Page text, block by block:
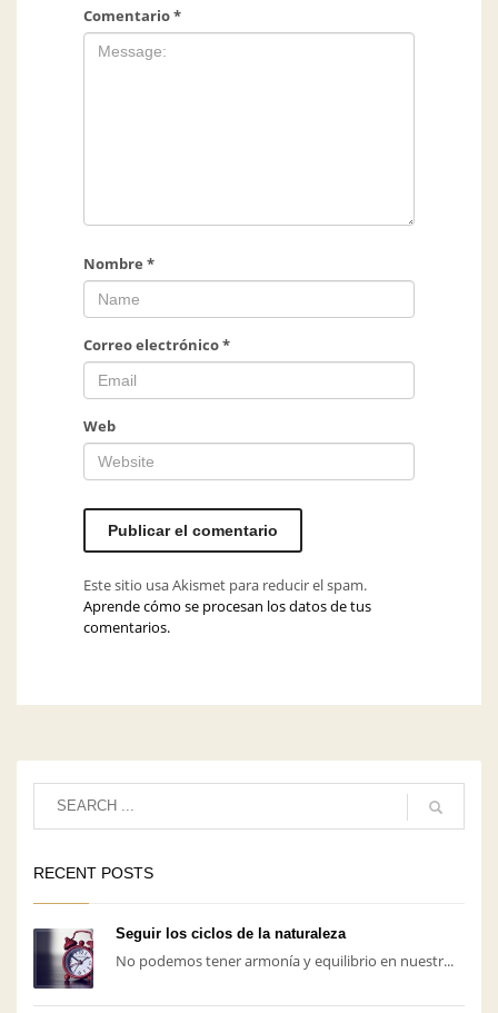
Comentario*
Nombre *
Correo electrónico*
Web
Este sitio usa Akismet para reducir el spam.
Aprende cómo se procesan los datos de tus
comentarios.
RECENT POSTS
Seguir los ciclos de la naturaleza
No podemos tener armonía y equilibrio en nuestr...